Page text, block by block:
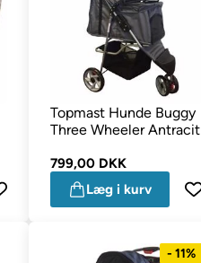
Topmast Hunde Buggy
Three Wheeler Antracit
799,00 DKK
Læg i kurv
- 11%